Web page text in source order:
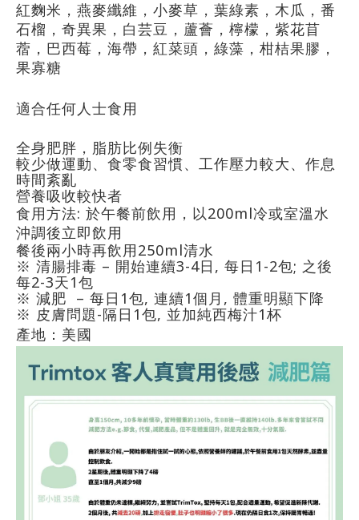
紅麴米，燕麥纖維，小麥草，葉綠素，木瓜，番
石榴，奇異果，白芸豆，蘆薈，檸檬，紫花苜
蓿，巴西莓，海帶，紅菜頭，綠藻，柑桔果膠，
果寡糖
適合任何人士食用
全身肥胖，脂肪比例失衡
較少做運動、食零食習慣、工作壓力較大、作息
時間紊亂
營養吸收較快者
食用方法: 於午餐前飲用，以200ml冷或室溫水
沖調後立即飲用
餐後兩小時再飲用250ml清水
※ 清腸排毒 – 開始連續3-4日, 每日1-2包; 之後
每2-3天1包
※ 減肥 – 每日1包, 連續1個月, 體重明顯下降
※ 皮膚問題-隔日1包, 並加純西梅汁1杯
產地：美國